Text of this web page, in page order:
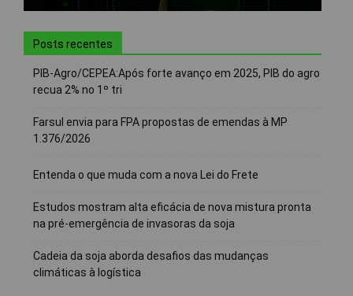
Posts recentes
PIB-Agro/CEPEA:Após forte avanço em 2025, PIB do agro
recua 2% no 1º tri
Farsul envia para FPA propostas de emendas à MP
1.376/2026
Entenda o que muda com a nova Lei do Frete
Estudos mostram alta eficácia de nova mistura pronta
na pré-emergência de invasoras da soja
Cadeia da soja aborda desafios das mudanças
climáticas à logística